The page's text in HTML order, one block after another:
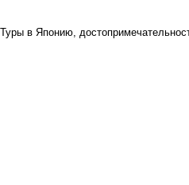
Туры в Японию,